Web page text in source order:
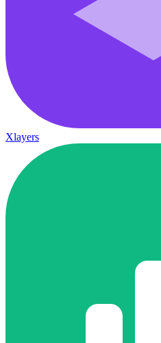
Xlayers